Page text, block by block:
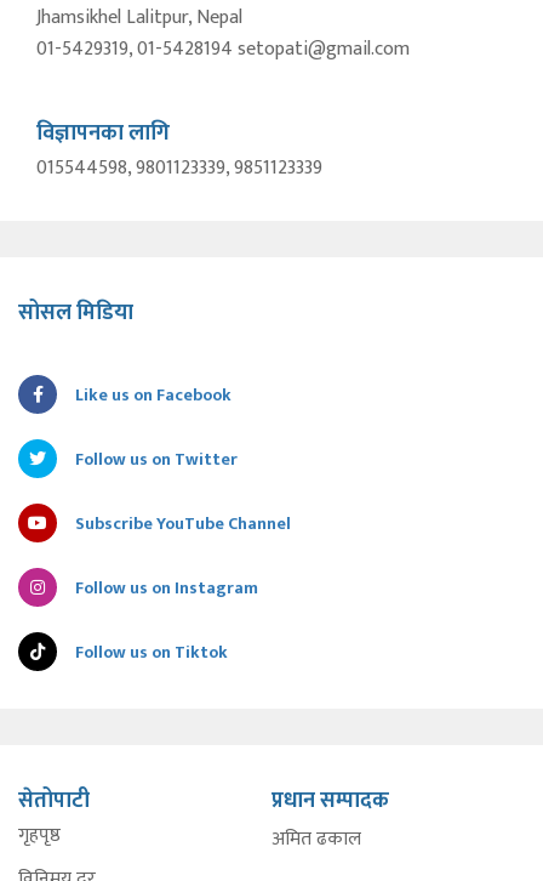
Jhamsikhel Lalitpur, Nepal
01-5429319, 01-5428194 setopati@gmail.com
विज्ञापनका लागि
015544598, 9801123339, 9851123339
सोसल मिडिया
Like us on Facebook
Follow us on Twitter
Subscribe YouTube Channel
Follow us on Instagram
Follow us on Tiktok
सेतोपाटी
गृहपृष्ठ
प्रधान सम्पादक
अमित ढकाल